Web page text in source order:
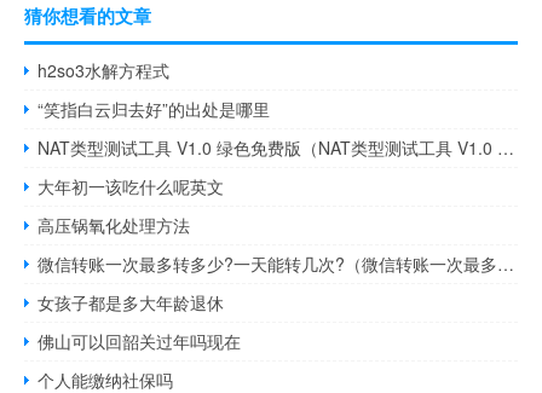
猜你想看的文章
h2so3水解方程式
“笑指白云归去好”的出处是哪里
NAT类型测试工具 V1.0 绿色免费版（NAT类型测试工具 V1.0 绿色免费版功能简介）
大年初一该吃什么呢英文
高压锅氧化处理方法
微信转账一次最多转多少?一天能转几次?（微信转账一次最多转多少）
女孩子都是多大年龄退休
佛山可以回韶关过年吗现在
个人能缴纳社保吗